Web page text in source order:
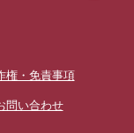
権・免責事項
問い合わせ